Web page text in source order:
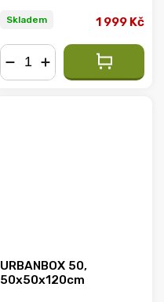
Skladem 1 999 Kč
URBANBOX 50,
50x50x120cm